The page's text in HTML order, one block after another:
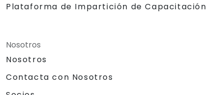
Plataforma de Impartición de Capacitación
Nosotros
Nosotros
Contacta con Nosotros